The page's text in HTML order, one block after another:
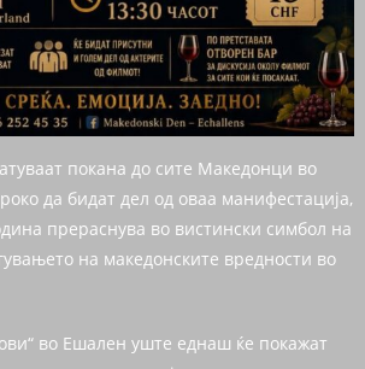
покана до сите Македонци во
да бидат дел од оваа манифестација,
прераснува во вистински симбол на
на македонските вредности во
во Ешален уште еднаш ќе покажат